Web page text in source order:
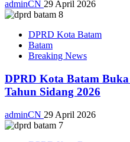
adminCN 29 April 2026
DPRD Kota Batam
Batam
Breaking News
DPRD Kota Batam
Tahun Sidang 2026
adminCN 29 April 2026